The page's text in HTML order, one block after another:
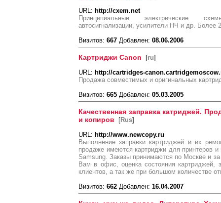
URL: http://cxem.net
Принципиальные электрические
автосигнализации, усилители НЧ и др. Более
Визитов: 667 Добавлен: 08.06.2006
Картриджи Canon [ru]
URL: http://cartridges-
Продажа совместимых и оригинальных
Визитов: 665 Добавлен: 05.03.2005
Качественная заправка катриджей.
и копиров [Rus]
URL: http://www.newcopy.ru
Выполнение заправки картриджей и их
продаже имеются картриджи для принтеров
Samsung. Заказы принимаются по Москве и
Вам в офис, оценка состояния картриджей,
клиентов, а так же при большом количестве
Визитов: 662 Добавлен: 16.04.2007